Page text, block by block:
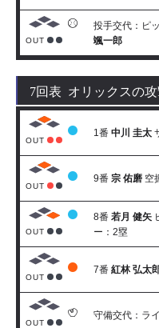
OUT
投手交代：ピ
颯一郎
7回表 オリックスの
OUT
1番 中川 圭太
OUT
9番 宗 佑磨 空
OUT
8番 若月 健矢
ー：2塁
OUT
7番 紅林 弘太
OUT
守備交代：ラ